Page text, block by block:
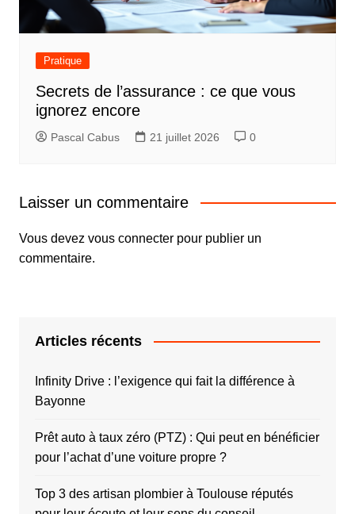
Pratique
Secrets de l’assurance : ce que vous
ignorez encore
Pascal Cabus 21 juillet 2026 0
Laisser un commentaire
Vous devez vous connecterpour publier un
commentaire.
Articles récents
Infinity Drive : l’exigence qui fait la différence à
Bayonne
Prêt auto à taux zéro (PTZ) : Qui peut en bénéficier
pour l’achat d’une voiture propre ?
Top 3 des artisan plombier à Toulouse réputés